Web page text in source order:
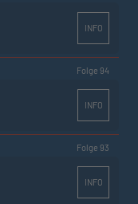
INFO
Folge 94
INFO
Folge 93
INFO